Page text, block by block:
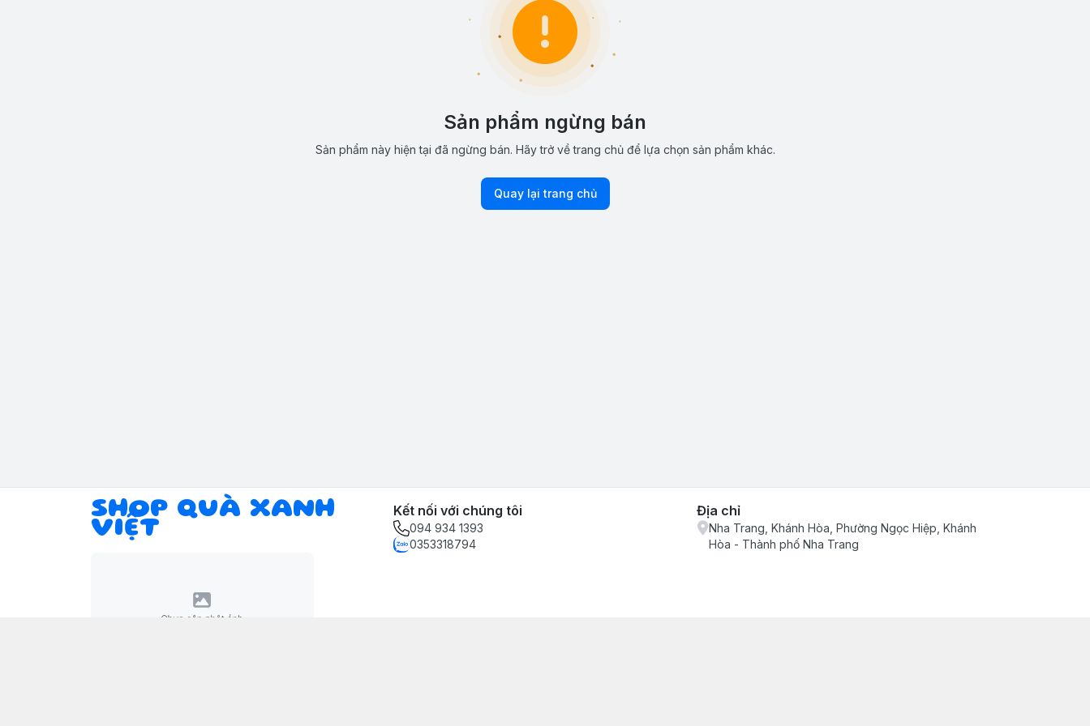
Sản phẩm ngừng bán
Sản phẩm này hiện tại đã ngừng bán. Hãy trở về trang chủ để lựa chọn sản phẩm khác.
Quay lại trang chủ
SHOP QUÀ XANH
VIỆT
Kết nối với chúng tôi
094 934 1393
0353318794
Địa chỉ
Nha Trang, Khánh Hòa, Phường Ngọc Hiệp, Khánh
Hòa - Thành phố Nha Trang